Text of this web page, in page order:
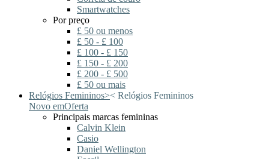
Smartwatches
Por preço
£ 50 ou menos
£ 50 - £ 100
£ 100 - £ 150
£ 150 - £ 200
£ 200 - £ 500
£ 50 ou mais
Relógios Femininos>< Relógios Femininos
Novo emOferta
Principais marcas femininas
Calvin Klein
Casio
Daniel Wellington